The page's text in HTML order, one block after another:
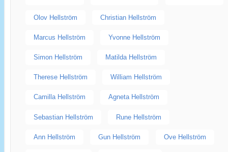
Olov Hellström Christian Hellström
Marcus Hellström Yvonne Hellström
Simon Hellström Matilda Hellström
Therese Hellström William Hellström
Camilla Hellström Agneta Hellström
Sebastian Hellström Rune Hellström
Ann Hellström Gun Hellström Ove Hellström